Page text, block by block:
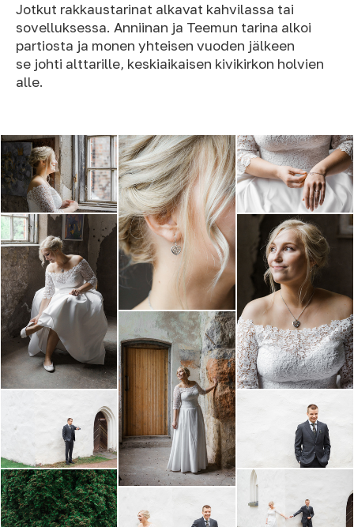
Jotkut rakkaustarinat alkavat kahvilassa tai
sovelluksessa. Anniinan ja Teemun tarina alkoi
partiosta ja monen yhteisen vuoden jälkeen
se johti alttarille, keskiaikaisen kivikirkon holvien
alle.